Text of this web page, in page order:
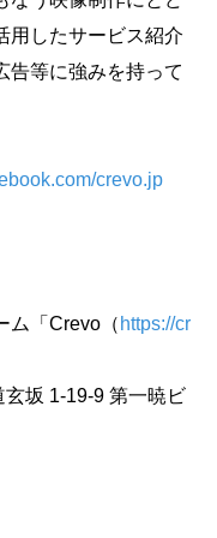
用したサービス紹介
告等に強みを持って
crevo.jp
ム「Crevo（ https://cr
坂 1-19-9 第一暁ビ